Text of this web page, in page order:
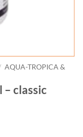
AQUA-TROPICA &
classic